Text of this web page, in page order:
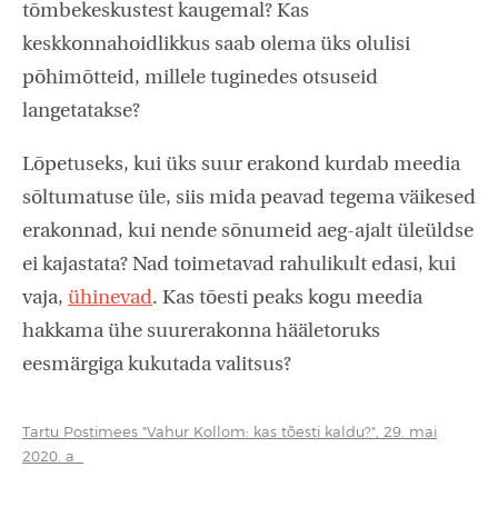
tõmbekeskustest kaugemal? Kas
keskkonnahoidlikkus saab olema üks olulisi
põhimõtteid, millele tuginedes otsuseid
langetatakse?
Lõpetuseks, kui üks suur erakond kurdab meedia
sõltumatuse üle, siis mida peavad tegema väikesed
erakonnad, kui nende sõnumeid aeg-ajalt üleüldse
ei kajastata? Nad toimetavad rahulikult edasi, kui
vaja, ühinevad. Kas tõesti peaks kogu meedia
hakkama ühe suurerakonna hääletoruks
eesmärgiga kukutada valitsus?
Tartu Postimees "Vahur Kollom: kas tõesti kaldu?", 29. mai
2020. a